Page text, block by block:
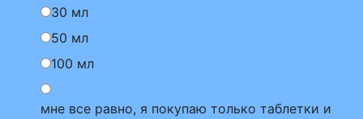
30 мл
50 мл
100 мл
мне все равно, я покупаю только таблетки и